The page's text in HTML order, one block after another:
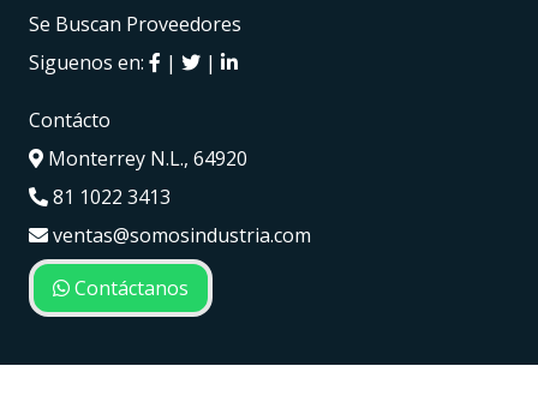
Se Buscan Proveedores
Siguenos en:
| |
Contácto
Monterrey N.L., 64920
81 1022 3413
ventas@somosindustria.com
Contáctanos